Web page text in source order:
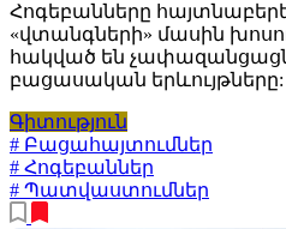
Հոգեբանները
«վտանգների» մասին
հակված են
բացասական երևույթները:
Գիտություն
# Բացահայտումներ
# Հոգեբաններ
# Պատվաստումներ